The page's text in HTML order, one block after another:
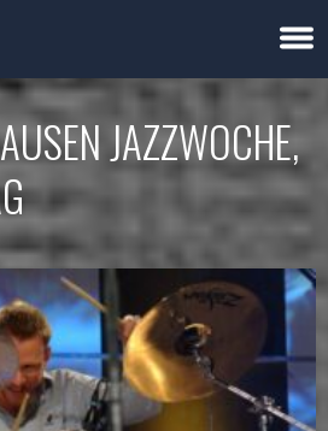
JAZZWOCHE,